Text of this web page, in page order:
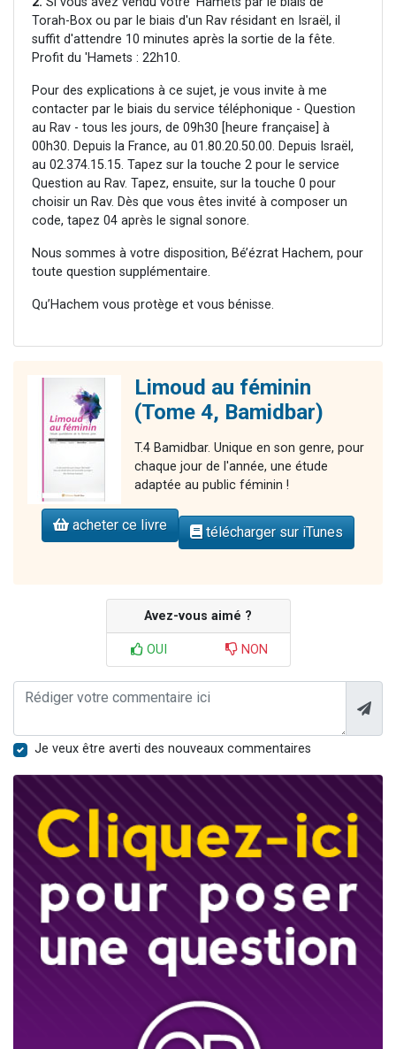
Torah-Box ou par le biais d'un Rav résidant en Israël, il
suffit d'attendre 10 minutes après la sortie de la fête.
Profit du 'Hamets : 22h10.
Pour des explications à ce sujet, je vous invite à me
contacter par le biais du service téléphonique - Question
au Rav - tous les jours, de 09h30 [heure française] à
00h30. Depuis la France, au 01.80.20.50.00. Depuis Israël,
au 02.374.15.15. Tapez sur la touche 2 pour le service
Question au Rav. Tapez, ensuite, sur la touche 0 pour
choisir un Rav. Dès que vous êtes invité à composer un
code, tapez 04 après le signal sonore.
Nous sommes à votre disposition, Bé’ézrat Hachem, pour
toute question supplémentaire.
Qu’Hachem vous protège et vous bénisse.
Limoud au féminin
(Tome 4, Bamidbar)
T.4 Bamidbar. Unique en son genre, pour
chaque jour de l'année, une étude
adaptée au public féminin !
acheter ce livre télécharger sur iTunes
Avez-vous aimé ?
OUI NON
Je veux être averti des nouveaux commentaires